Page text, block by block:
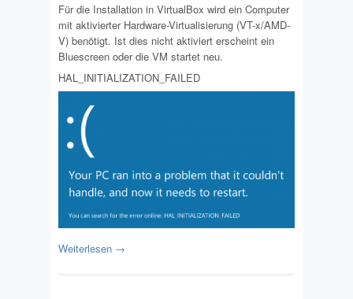
Für die Installation in VirtualBox wird ein Computer
mit aktivierter Hardware-Virtualisierung (VT-x/AMD-
V) benötigt. Ist dies nicht aktiviert erscheint ein
Bluescreen oder die VM startet neu.
HAL_INITIALIZATION_FAILED
Weiterlesen →